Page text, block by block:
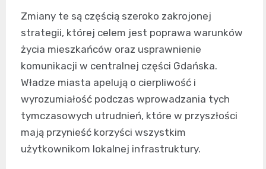
Zmiany te są częścią szeroko zakrojonej
strategii, której celem jest poprawa warunków
życia mieszkańców oraz usprawnienie
komunikacji w centralnej części Gdańska.
Władze miasta apelują o cierpliwość i
wyrozumiałość podczas wprowadzania tych
tymczasowych utrudnień, które w przyszłości
mają przynieść korzyści wszystkim
użytkownikom lokalnej infrastruktury.